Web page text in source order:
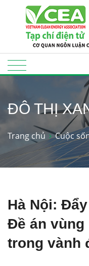
ĐÔ THỊ
Trang chủ Cuộc
Hà Nội:
Đề án vùng
trong vành